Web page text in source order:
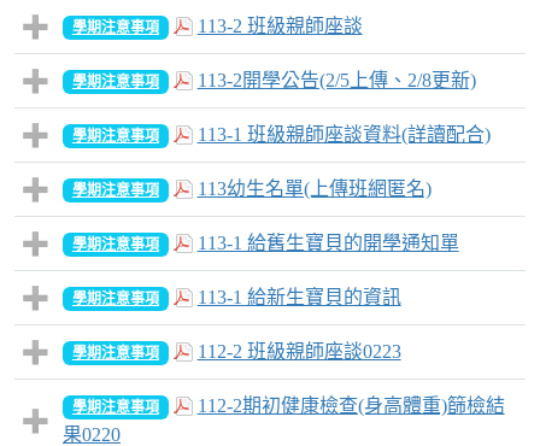
學期注意事項 113-2 班級親師座談
學期注意事項 113-2開學公告(2/5上傳、2/8更新)
學期注意事項 113-1 班級親師座談資料(詳讀配合)
學期注意事項 113幼生名單(上傳班網匿名)
學期注意事項 113-1 給舊生寶貝的開學通知單
學期注意事項 113-1 給新生寶貝的資訊
學期注意事項 112-2 班級親師座談0223
學期注意事項
112-2期初健康檢查(身高體重)篩檢結
果0220